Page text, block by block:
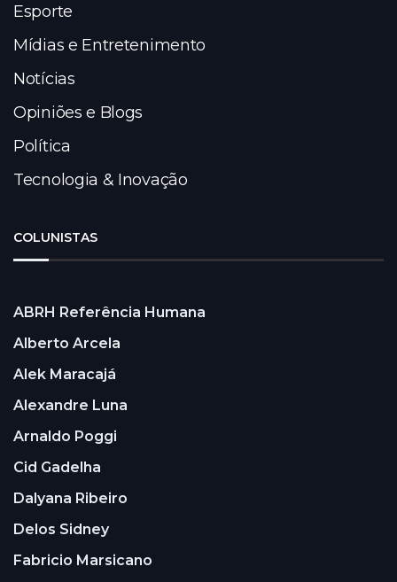
Esporte
Mídias e Entretenimento
Notícias
Opiniões e Blogs
Política
Tecnologia & Inovação
COLUNISTAS
ABRH Referência Humana
Alberto Arcela
Alek Maracajá
Alexandre Luna
Arnaldo Poggi
Cid Gadelha
Dalyana Ribeiro
Delos Sidney
Fabricio Marsicano